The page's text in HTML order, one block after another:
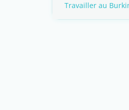
Travailler au